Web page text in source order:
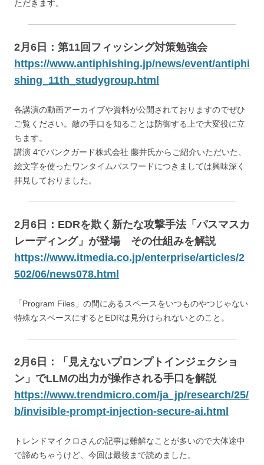
ただきます。
2月6日：第11回フィッシング対策勉強会
https://www.antiphishing.jp/news/event/antiphi
shing_11th_studygroup.html
各講演の動画アーカイブや資料が公開されておりますのでぜひ
ご覧ください。敵の手口を知ることは防御する上で大変役に立
ちます。
講演 4でバンクガード株式会社 藤井氏からご紹介いただいた、
絵文字を使ったワンタイムパスワードにつきましては興味深く
拝見しておりました。
2月6日： EDRを欺く新たな攻撃手法「パスマスカ
レーディング」が登場 その仕組みを解説
https://www.itmedia.co.jp/enterprise/articles/2
502/06/news078.html
「Program Files」の間にあるスペースをいつものやつじゃない
特殊なスペースにするとEDRは見分けられないとのこと。
2月6日：「見えないプロンプトインジェクショ
ン」でLLMの出力が操作される手口を解説
https://www.trendmicro.com/ja_jp/research/25/
b/invisible-prompt-injection-secure-ai.html
トレンドマイクロさんの記事は難解なことが多いので大体途中
で諦めちゃうけど、今回は最後まで読めました。